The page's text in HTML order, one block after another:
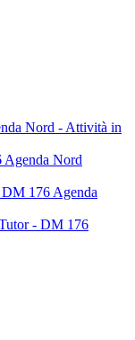
Nord - Attività in
Agenda Nord
DM 176 Agenda
- DM 176